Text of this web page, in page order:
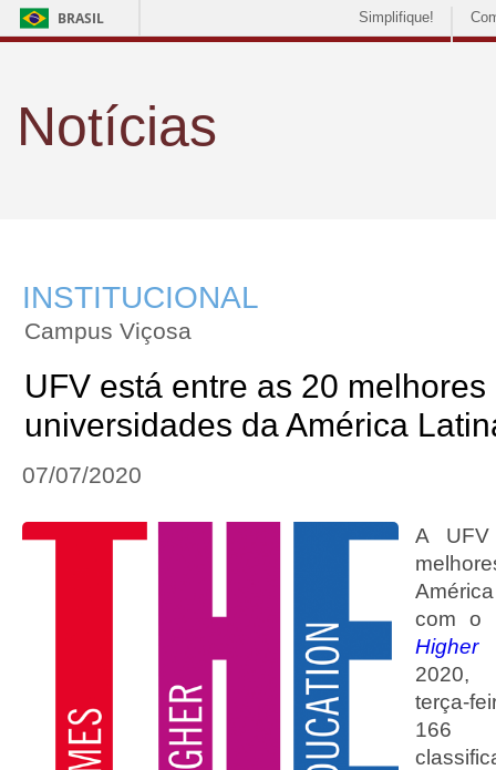
BRASIL Simplifique!
Notícias
INSTITUCIONAL
Campus Viçosa
UFV está entre as 20 melhores
universidades da América
07/07/2020
A
com o
Higher
2020,
terça-
166